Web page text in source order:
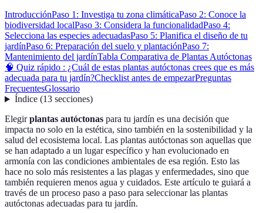
IntroducciónPaso 1: Investiga tu zona climáticaPaso 2: Conoce la
biodiversidad localPaso 3: Considera la funcionalidadPaso 4:
Selecciona las especies adecuadasPaso 5: Planifica el diseño de tu
jardínPaso 6: Preparación del suelo y plantaciónPaso 7:
Mantenimiento del jardínTabla Comparativa de Plantas Autóctonas
🧠 Quiz rápido : ¿Cuál de estas plantas autóctonas crees que es más
adecuada para tu jardín?Checklist antes de empezarPreguntas
FrecuentesGlossario
Índice(13 secciones)
Elegirplantas autóctonas para tu jardín es una decisión que
impacta no solo en la estética, sino también en la sostenibilidad y la
salud del ecosistema local. Las plantas autóctonas son aquellas que
se han adaptado a un lugar específico y han evolucionado en
armonía con las condiciones ambientales de esa región. Esto las
hace no solo más resistentes a las plagas y enfermedades, sino que
también requieren menos agua y cuidados. Este artículo te guiará a
través de un proceso paso a paso para seleccionar las plantas
autóctonas adecuadas para tu jardín.